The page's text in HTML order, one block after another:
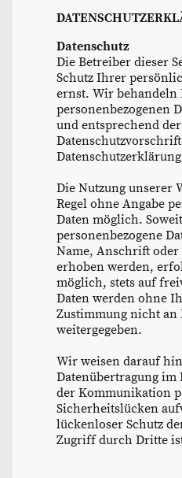
Datenschutz
Die Betreiber dieser
Schutz Ihrer
ernst. Wir behandeln
personenbezogenen
und entsprechend
Die Nutzung unserer
Regel ohne Angabe
Daten möglich.
personenbezogene
Name, Anschrift oder
erhoben werden,
möglich, stets auf
Daten werden ohne
Zustimmung nicht an
weitergegeben.
Wir weisen darauf
Datenübertragung im
der Kommunikation
Sicherheitslücken
lückenloser Schutz
Zugriff durch Dritte